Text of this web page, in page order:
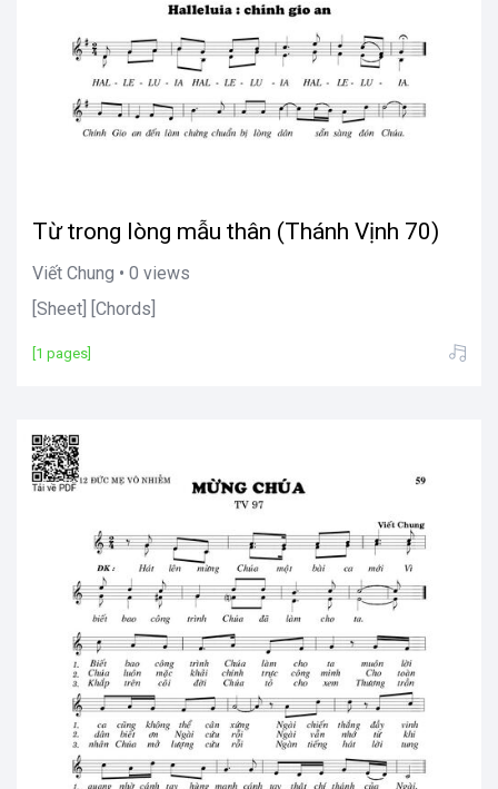
Từ trong lòng mẫu thân (Thánh Vịnh 70)
Viết Chung • 0 views
[Sheet] [Chords]
[1 pages]